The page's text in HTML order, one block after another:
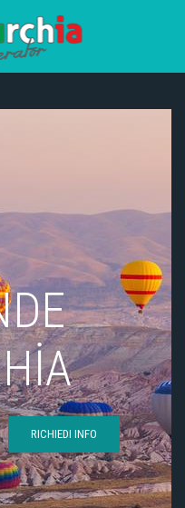
RICHIEDI INFO